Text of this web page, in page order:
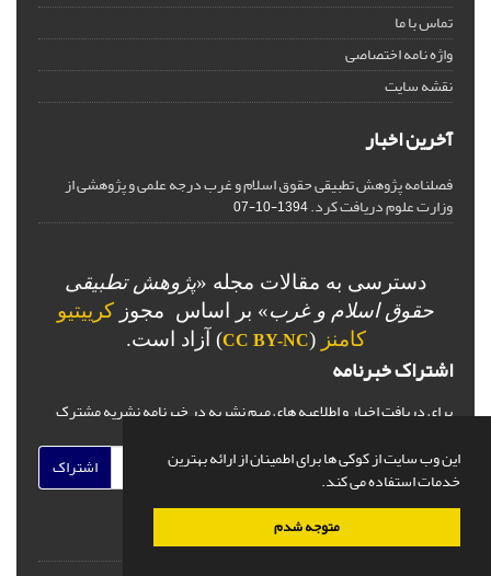
این وب سایت از کوکی ها برای اطمینان از ارائه بهترین
خدمات استفاده می کند.
متوجه شدم
تماس با ما
واژه نامه اختصاصی
نقشه سایت
آخرین اخبار
فصلنامه پژوهش تطبیقی حقوق اسلام و غرب درجه علمی و پژوهشی از
وزارت علوم دریافت کرد.1394-10-07
دسترسی به مقالات مجله «پژوهش تطبیقی
حقوق اسلام و غرب» بر اساس مجوز کرییتیو
کامنز (
CC BY-NC) آزاد است.
اشتراک خبرنامه
برای دریافت اخبار و اطلاعیه های مهم نشریه در خبرنامه نشریه مشترک
اشتراک